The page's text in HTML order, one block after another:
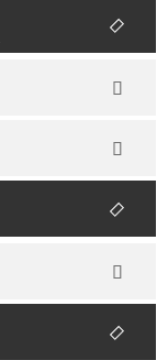





